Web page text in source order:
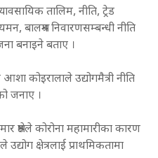
तालिम, नीति, ट्रेड
बालश्रम निवारणसम्बन्धी नीति
बनाइने बताए ।
कोइरालाले उद्योगमैत्री नीति
जनाए ।
श्रेष्ठले कोरोना महामारीका कारण
क्षेत्रलाई प्राथमिकतामा